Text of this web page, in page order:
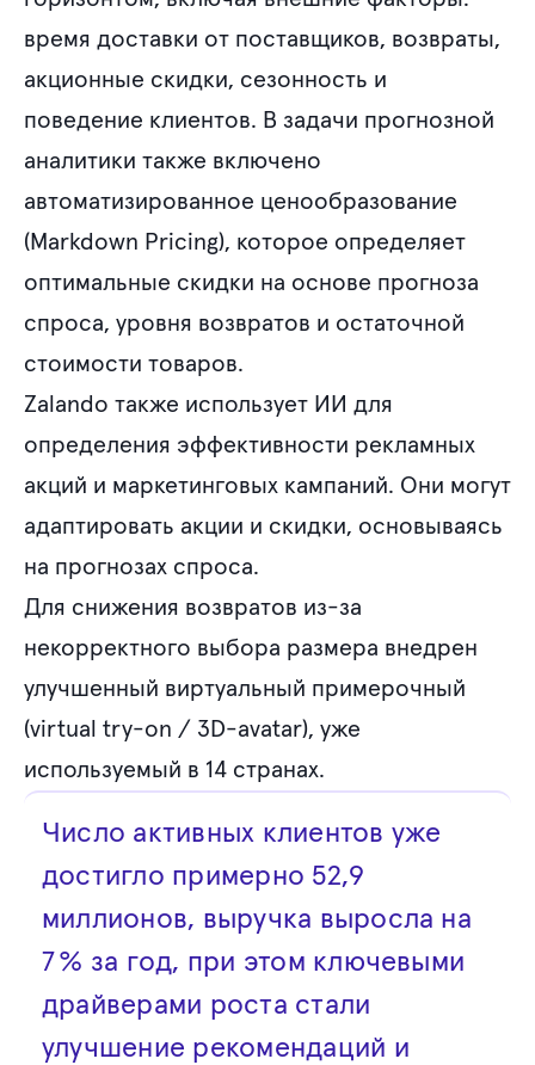
время доставки от поставщиков, возвраты,
акционные скидки, сезонность и
поведение клиентов. В задачи прогнозной
аналитики также включено
автоматизированное ценообразование
(Markdown Pricing), которое определяет
оптимальные скидки на основе прогноза
спроса, уровня возвратов и остаточной
стоимости товаров.
Zalando также использует ИИ для
определения эффективности рекламных
акций и маркетинговых кампаний. Они могут
адаптировать акции и скидки, основываясь
на прогнозах спроса.
Для снижения возвратов из-за
некорректного выбора размера внедрен
улучшенный виртуальный примерочный
(virtual try-on / 3D-avatar), уже
используемый в 14 странах.
Число активных клиентов уже
достигло примерно 52,9
миллионов, выручка выросла на
7 % за год, при этом ключевыми
драйверами роста стали
улучшение рекомендаций и